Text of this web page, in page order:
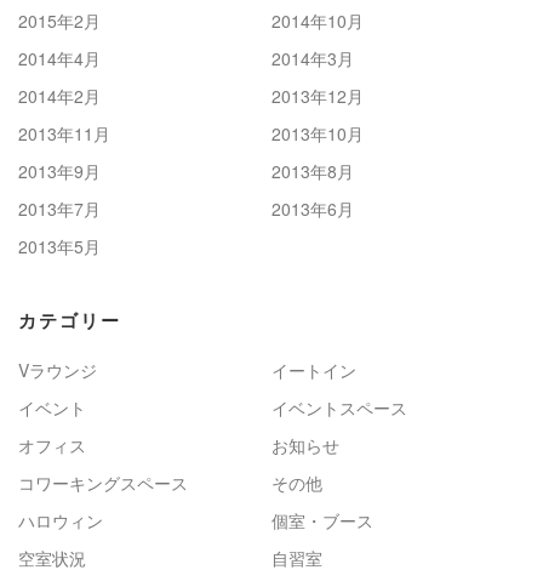
2015年2月
2014年10月
2014年4月
2014年3月
2014年2月
2013年12月
2013年11月
2013年10月
2013年9月
2013年8月
2013年7月
2013年6月
2013年5月
カテゴリー
Vラウンジ
イートイン
イベント
イベントスペース
オフィス
お知らせ
コワーキングスペース
その他
ハロウィン
個室・ブース
空室状況
自習室